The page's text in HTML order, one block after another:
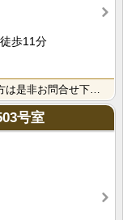
歩11分
号室